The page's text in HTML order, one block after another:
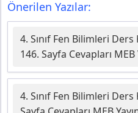
Önerilen Yazılar:
4. Sınıf Fen Bilimleri
146. Sayfa Cevapları MEB
4. Sınıf Fen Bilimleri